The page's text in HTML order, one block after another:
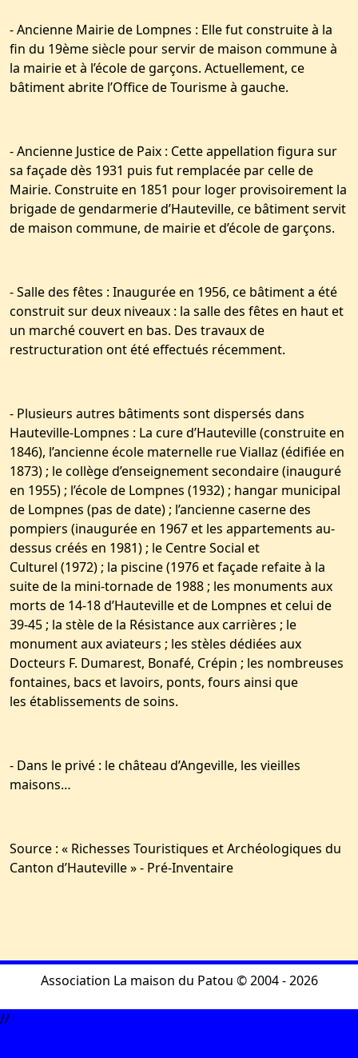
- Ancienne Mairie de Lompnes : Elle fut construite à la
fin du 19ème siècle pour servir de maison commune à
la mairie et à l’école de garçons. Actuellement, ce
bâtiment abrite l’Office de Tourisme à gauche.
- Ancienne Justice de Paix : Cette appellation figura sur
sa façade dès 1931 puis fut remplacée par celle de
Mairie. Construite en 1851 pour loger provisoirement la
brigade de gendarmerie d’Hauteville, ce bâtiment servit
de maison commune, de mairie et d’école de garçons.
- Salle des fêtes : Inaugurée en 1956, ce bâtiment a été
construit sur deux niveaux : la salle des fêtes en haut et
un marché couvert en bas. Des travaux de
restructuration ont été effectués récemment.
- Plusieurs autres bâtiments sont dispersés dans
Hauteville-Lompnes : La cure d’Hauteville (construite en
1846), l’ancienne école maternelle rue Viallaz (édifiée en
1873) ; le collège d’enseignement secondaire (inauguré
en 1955) ; l’école de Lompnes (1932) ; hangar municipal
de Lompnes (pas de date) ; l’ancienne caserne des
pompiers (inaugurée en 1967 et les appartements au-
dessus créés en 1981) ; le Centre Social et
Culturel (1972) ; la piscine (1976 et façade refaite à la
suite de la mini-tornade de 1988 ; les monuments aux
morts de 14-18 d’Hauteville et de Lompnes et celui de
39-45 ; la stèle de la Résistance aux carrières ; le
monument aux aviateurs ; les stèles dédiées aux
Docteurs F. Dumarest, Bonafé, Crépin ; les nombreuses
fontaines, bacs et lavoirs, ponts, fours ainsi que
les établissements de soins.
- Dans le privé : le château d’Angeville, les vieilles
maisons…
Source : « Richesses Touristiques et Archéologiques du
Canton d’Hauteville » - Pré-Inventaire
Association La maison du Patou © 2004 - 2026
//